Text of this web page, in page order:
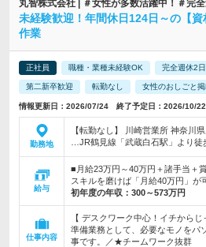
丸智株式会社 | ＃女性が多数活躍中！＃完
未経験歓迎！年間休日124日～の【
作業
正社員 職種・業種未経験OK 完全週休2日
第二新卒歓迎 転勤なし 女性のおしごと掲
情報更新日：2026/07/24 終了予定日：2026/10/22
勤務地
【転勤なし】 川崎営業所 神奈川
…JR鶴見線「武蔵白石駅」より徒
給与
■月給23万円～40万円＋諸手当＋
スキルを磨けば「月給40万円」が
初年度の年収： 300～573万円
仕事内容
【 デスクワーク中心！イチから
準備業務として、必要なモノをパ
事です。／★チームワーク抜群